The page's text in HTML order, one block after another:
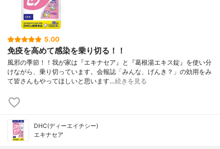
5.00
免疫を高めて感染を乗り切る！！
風邪の季節！！我が家は『エキナセア』と『葛根湯エキス錠』を使い分
けながら、乗り切っています。会報誌「みんな、げんき？」の効用をみ
て皆さんもやってほしいと思います…続きを見る
DHC(ディーエイチシー)
エキナセア